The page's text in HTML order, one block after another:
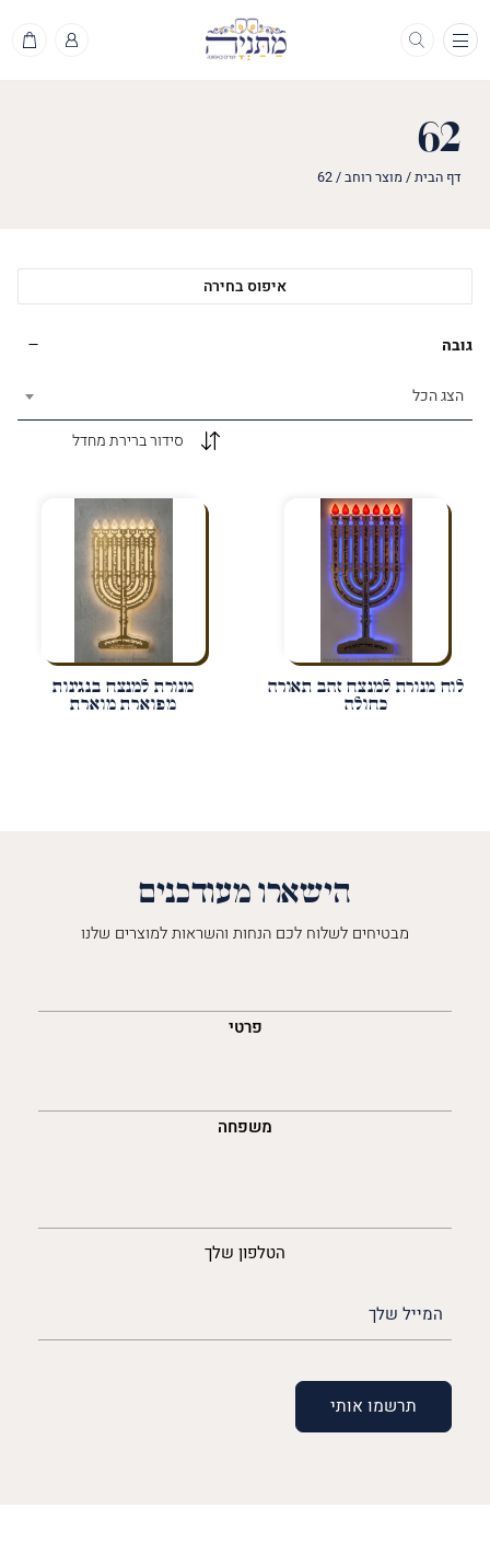
תפריט
62
דף הבית/ מוצר רוחב/
62
איפוס בחירה
גובה
הצג הכל
לוח מנורת למנצח זהב תאורה
כחולה
מנורת למנצח בנגינות
מפוארת מוארת
הישארו מעודכנים
מבטיחים לשלוח לכם הנחות והשראות למוצרים שלנו
פרטי
משפחה
הטלפון שלך
(חובה)